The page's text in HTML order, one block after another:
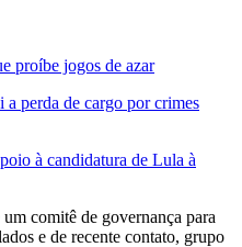
proíbe jogos de azar
perda de cargo por crimes
à candidatura de Lula à
comitê de governança para
e de recente contato, grupo